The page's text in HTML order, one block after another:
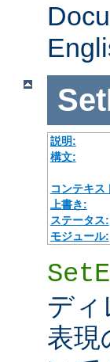
説明:
構文:
コンテキス
上書き:
ステータス:
モジュール:
ディ
表現